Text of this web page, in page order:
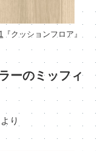
『クッションフロア』
ーのミッフィ
り